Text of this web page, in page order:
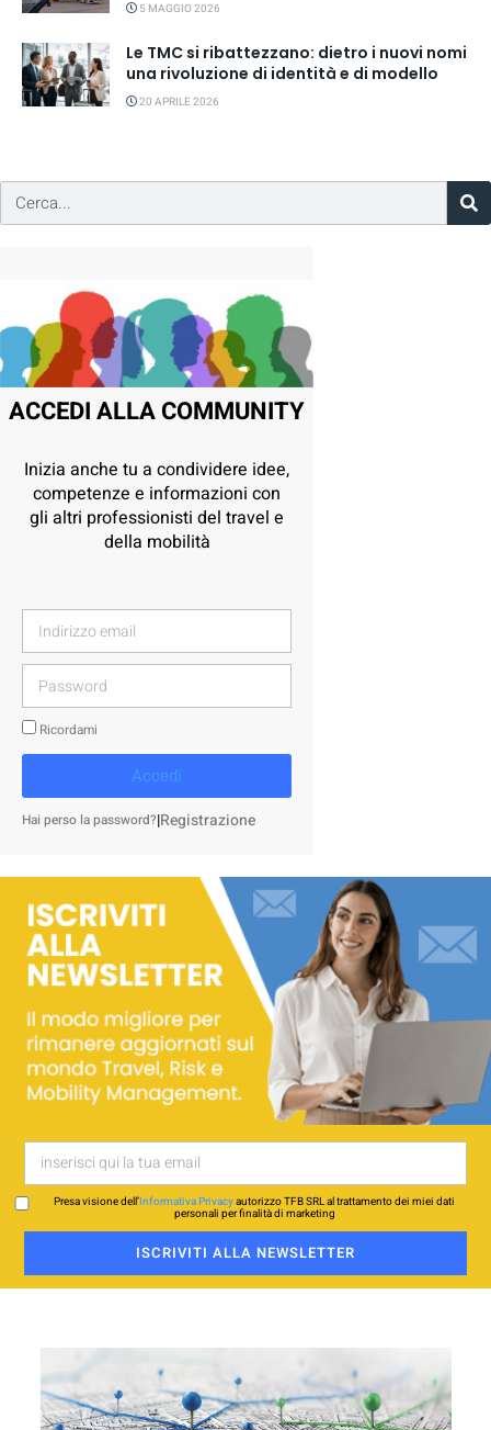
5 MAGGIO 2026
Le TMC si ribattezzano: dietro i nuovi nomi
una rivoluzione di identità e di modello
20 APRILE 2026
ACCEDI ALLA COMMUNITY
Inizia anche tu a condividere idee,
competenze e informazioni con
gli altri professionisti del travel e
della mobilità
Ricordami
Accedi
Hai perso la password?|Registrazione
Presa visione dell’Informativa Privacyautorizzo TFB SRL al trattamento dei miei dati
personali per finalità di marketing
ISCRIVITI ALLA NEWSLETTER